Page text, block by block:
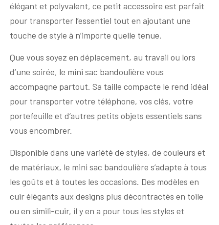
élégant et polyvalent, ce petit accessoire est parfait
pour transporter l’essentiel tout en ajoutant une
touche de style à n’importe quelle tenue.
Que vous soyez en déplacement, au travail ou lors
d’une soirée, le mini sac bandoulière vous
accompagne partout. Sa taille compacte le rend idéal
pour transporter votre téléphone, vos clés, votre
portefeuille et d’autres petits objets essentiels sans
vous encombrer.
Disponible dans une variété de styles, de couleurs et
de matériaux, le mini sac bandoulière s’adapte à tous
les goûts et à toutes les occasions. Des modèles en
cuir élégants aux designs plus décontractés en toile
ou en simili-cuir, il y en a pour tous les styles et